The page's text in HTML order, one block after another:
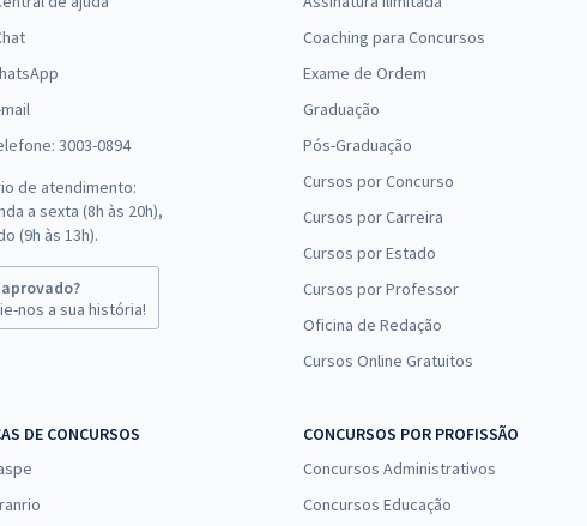
3003-0894
de atendimento:
a sexta (8h às 20h),
(9h às 13h).
nos a sua história!
Coaching para Concursos
Exame de Ordem
Graduação
Pós-Graduação
Cursos por Concurso
Cursos por Carreira
Cursos por Estado
Cursos por Professor
Oficina de Redação
Cursos Online Gratuitos
DE CONCURSOS
CONCURSOS POR PROFISSÃO
Concursos Administrativos
Concursos Educação